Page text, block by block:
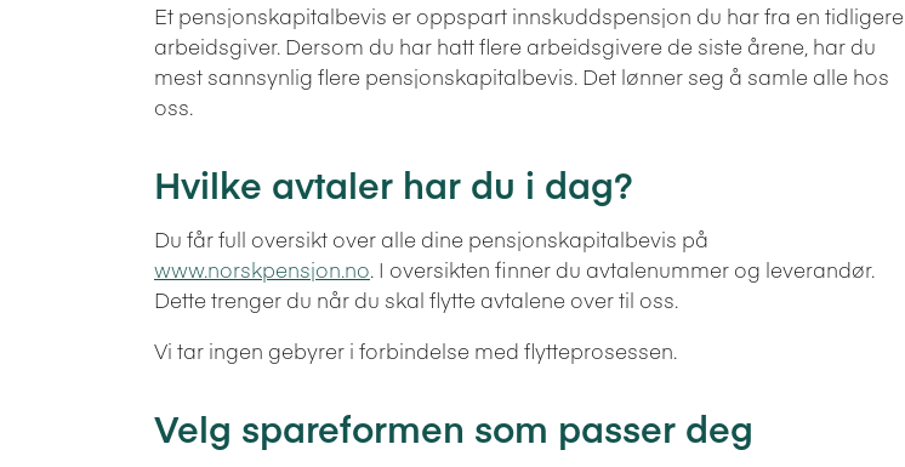
Et pensjonskapitalbevis er oppspart innskuddspensjon du har fra en tidligere
arbeidsgiver. Dersom du har hatt flere arbeidsgivere de siste årene, har du
mest sannsynlig flere pensjonskapitalbevis. Det lønner seg å samle alle hos
oss.
Hvilke avtaler har du i dag?
Du får full oversikt over alle dine pensjonskapitalbevis på
www.norskpensjon.no. I oversikten finner du avtalenummer og leverandør.
Dette trenger du når du skal flytte avtalene over til oss.
Vi tar ingen gebyrer i forbindelse med flytteprosessen.
Velg spareformen som passer deg